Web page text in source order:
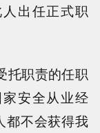
出任正式职
托职责的任职
安全从业经
都不会获得我